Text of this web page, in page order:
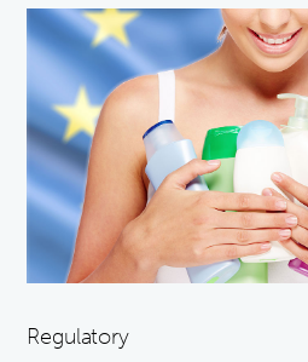
Regulatory